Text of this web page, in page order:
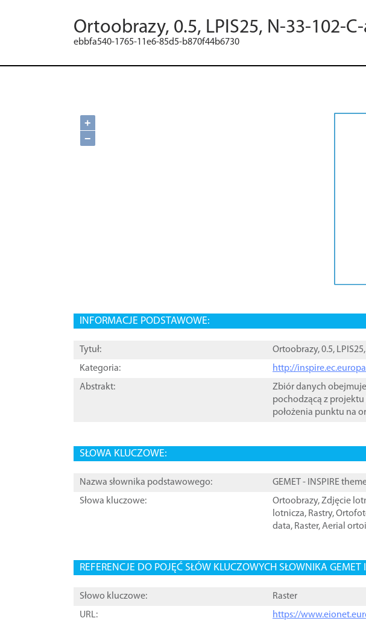
Ortoobrazy, 0.5, LPIS25, N-33-102-
ebbfa540-1765-11e6-85d5-b870f44b6730
+
−
INFORMACJE PODSTAWOWE:
Tytuł:
Ortoobrazy, 0.5,
Kategoria:
http://
Abstrakt:
Zbiór danych
pochodzącą z projektu
położenia punktu na
SŁOWA KLUCZOWE:
Nazwa słownika podstawowego:
GEMET - INSPIRE
Słowa kluczowe:
Ortoobrazy,Zdjęcie
lotnicza, Rastry,
data, Raster,Aerial
REFERENCJE DO POJĘĆ SŁÓW KLUCZOWYCH SŁOWNIKA GEMET
Słowo kluczowe:
Raster
URL:
https://